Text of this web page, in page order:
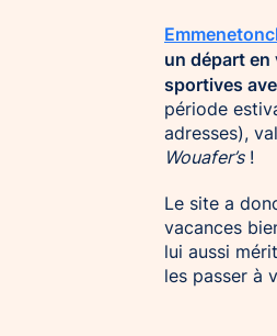
un départ
sportives
période
adresses),
Wouafer’s!
Le site a
vacances
lui aussi
les passer à